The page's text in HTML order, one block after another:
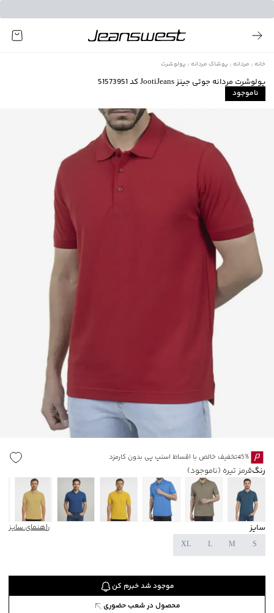
خانه مردانه پوشاک مردانه پولوشرت
پولوشرت مردانه جوتی جینز JootiJeans کد 51573951
ناموجود
45%تخفیف خالص با اقساط اسنپ پی بدون کارمزد
رنگقرمز تیره (ناموجود)
سایز
راهنمای سایز
S
M
L
XL
موجود شد خبرم کن
محصول در شعب حضوری